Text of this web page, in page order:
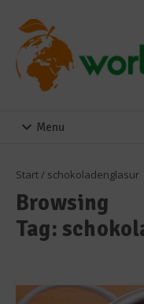
Menu
Start/ schokoladenglasur
Browsing
Tag: